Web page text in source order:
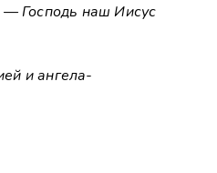
— Господь наш Иисус
и ангела-